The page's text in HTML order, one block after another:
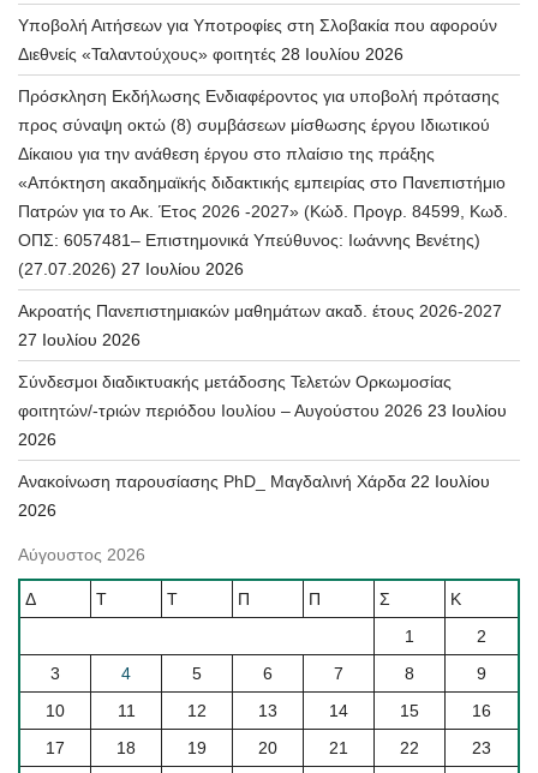
Υποβολή Αιτήσεων για Υποτροφίες στη Σλοβακία που αφορούν
Διεθνείς «Ταλαντούχους» φοιτητές 28 Ιουλίου 2026
Πρόσκληση Εκδήλωσης Ενδιαφέροντος για υποβολή πρότασης
προς σύναψη οκτώ (8) συμβάσεων μίσθωσης έργου Ιδιωτικού
Δίκαιου για την ανάθεση έργου στο πλαίσιο της πράξης
«Απόκτηση ακαδημαϊκής διδακτικής εμπειρίας στο Πανεπιστήμιο
Πατρών για το Ακ. Έτος 2026 -2027» (Κώδ. Προγρ. 84599, Κωδ.
ΟΠΣ: 6057481– Επιστημονικά Υπεύθυνος: Ιωάννης Βενέτης)
(27.07.2026) 27 Ιουλίου 2026
Ακροατής Πανεπιστημιακών μαθημάτων ακαδ. έτους 2026-2027
27 Ιουλίου 2026
Σύνδεσμοι διαδικτυακής μετάδοσης Τελετών Ορκωμοσίας
φοιτητών/-τριών περιόδου Ιουλίου – Αυγούστου 2026 23 Ιουλίου
2026
Ανακοίνωση παρουσίασης PhD_ Μαγδαλινή Χάρδα 22 Ιουλίου
2026
Αύγουστος 2026
Δ Τ Τ Π Π Σ
Κ
1
2
3
4 5 6 7 8
9
10
11 12 13 14 15
16
17
18 19 20 21 22
23